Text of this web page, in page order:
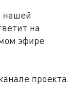
нашей
на
эфире
проекта.